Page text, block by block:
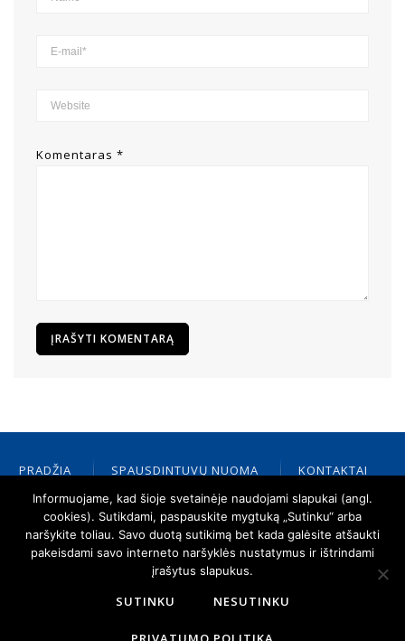
Komentaras *
PRADŽIA SPAUSDINTUVŲ NUOMA
KONTAKTAI
PALAIKYMAS
ATSAKINGAS VERSLAS
CANON
NAUJIENOS
CANON ATSTOVAS
Informuojame, kad šioje svetainėje naudojami slapukai (angl.
cookies). Sutikdami, paspauskite mygtuką „Sutinku“ arba
naršykite toliau. Savo duotą sutikimą bet kada galėsite atšaukti
pakeisdami savo interneto naršyklės nustatymus ir ištrindami
įrašytus slapukus.
SUTINKU NESUTINKU